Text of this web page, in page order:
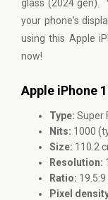
glass (2024 gen).
your phone's
using this Apple
now!
Apple iPhone
Type: Super
Nits: 1000
Size: 110.2
Resolution:
Ratio:
Pixel